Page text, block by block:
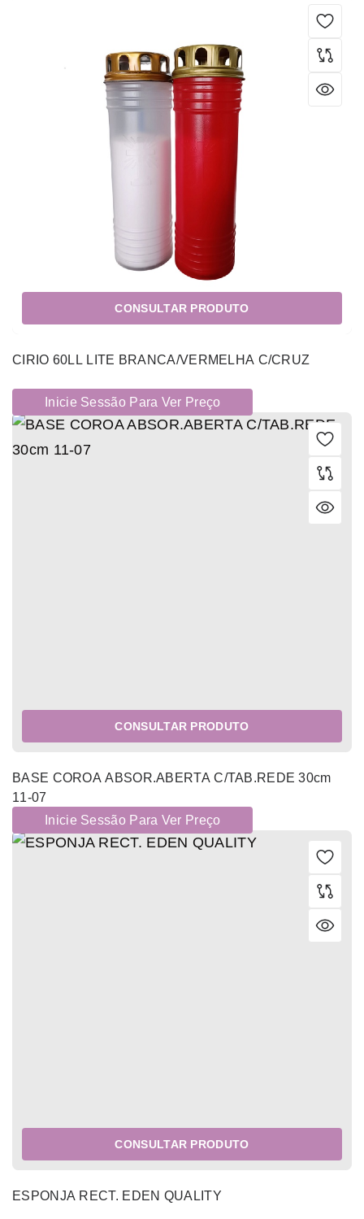
CONSULTAR PRODUTO
CIRIO 60LL LITE BRANCA/VERMELHA C/CRUZ
Inicie Sessão Para Ver Preço
CONSULTAR PRODUTO
BASE COROA ABSOR.ABERTA C/TAB.REDE 30cm
11-07
Inicie Sessão Para Ver Preço
CONSULTAR PRODUTO
ESPONJA RECT. EDEN QUALITY